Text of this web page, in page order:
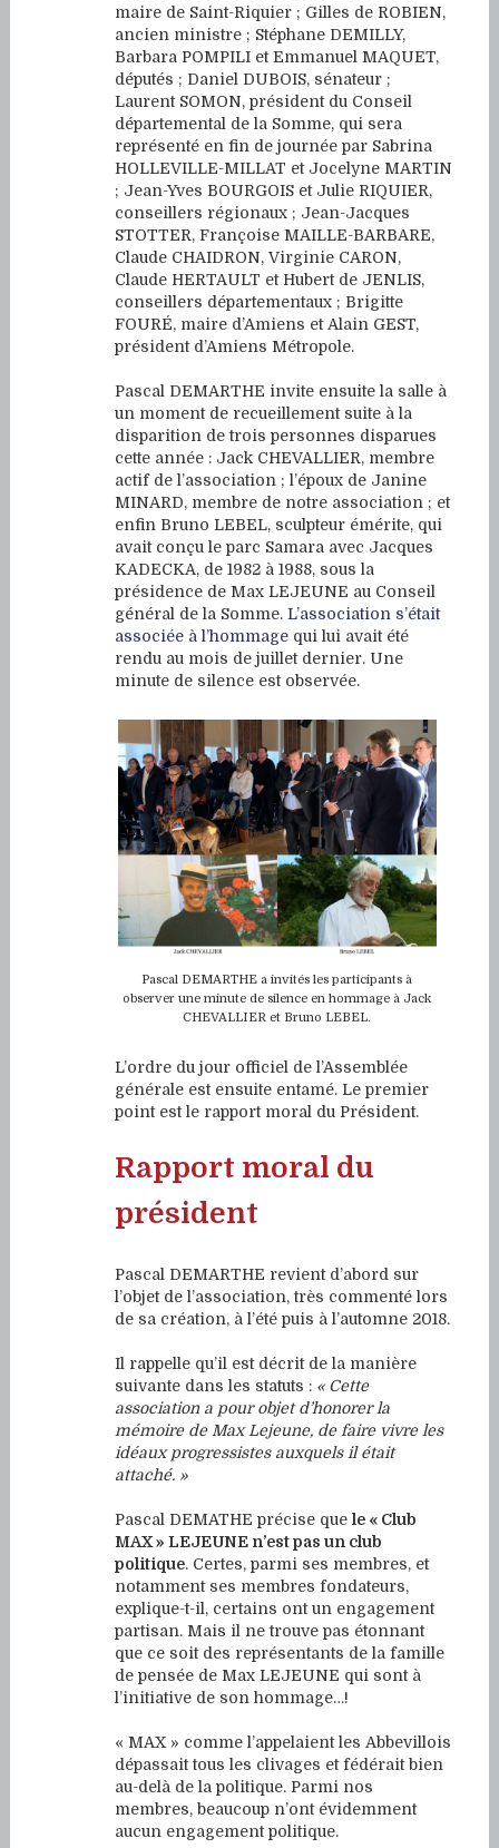
maire de Saint-Riquier ; Gilles de ROBIEN,
ancien ministre ; Stéphane DEMILLY,
Barbara POMPILI et Emmanuel MAQUET,
députés ; Daniel DUBOIS, sénateur ;
Laurent SOMON, président du Conseil
départemental de la Somme, qui sera
représenté en fin de journée par Sabrina
HOLLEVILLE-MILLAT et Jocelyne MARTIN
; Jean-Yves BOURGOIS et Julie RIQUIER,
conseillers régionaux ; Jean-Jacques
STOTTER, Françoise MAILLE-BARBARE,
Claude CHAIDRON, Virginie CARON,
Claude HERTAULT et Hubert de JENLIS,
conseillers départementaux ; Brigitte
FOURÉ, maire d’Amiens et Alain GEST,
président d’Amiens Métropole.
Pascal DEMARTHE invite ensuite la salle à
un moment de recueillement suite à la
disparition de trois personnes disparues
cette année : Jack CHEVALLIER, membre
actif de l’association ; l’époux de Janine
MINARD, membre de notre association ; et
enfin Bruno LEBEL, sculpteur émérite, qui
avait conçu le parc Samara avec Jacques
KADECKA, de 1982 à 1988, sous la
présidence de Max LEJEUNE au Conseil
général de la Somme. L’association s’était
associée à l’hommagequi lui avait été
rendu au mois de juillet dernier. Une
minute de silence est observée.
Pascal DEMARTHE a invités les participants à
observer une minute de silence en hommage à Jack
CHEVALLIER et Bruno LEBEL.
L’ordre du jour officiel de l’Assemblée
générale est ensuite entamé. Le premier
point est le rapport moral du Président.
Rapport moral du
président
Pascal DEMARTHE revient d’abord sur
l’objet de l’association, très commenté lors
de sa création, à l’été puis à l’automne 2018.
Il rappelle qu’il est décrit de la manière
suivante dans les statuts : « Cette
association a pour objet d’honorer la
mémoire de Max Lejeune, de faire vivre les
idéaux progressistes auxquels il était
attaché. »
Pascal DEMATHE précise que le « Club
MAX » LEJEUNE n’est pas un club
politique. Certes, parmi ses membres, et
notamment ses membres fondateurs,
explique-t-il, certains ont un engagement
partisan. Mais il ne trouve pas étonnant
que ce soit des représentants de la famille
de pensée de Max LEJEUNE qui sont à
l’initiative de son hommage…!
« MAX » comme l’appelaient les Abbevillois
dépassait tous les clivages et fédérait bien
au-delà de la politique. Parmi nos
membres, beaucoup n’ont évidemment
aucun engagement politique.